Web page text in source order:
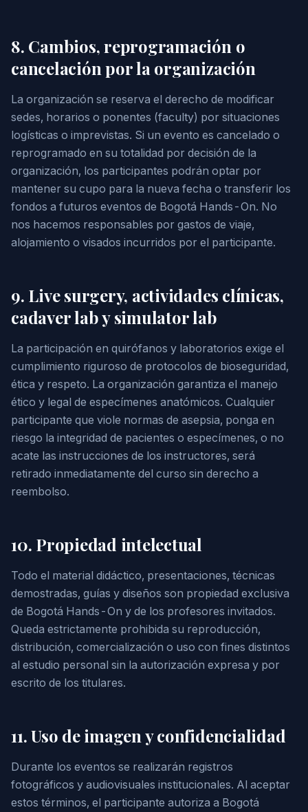
8. Cambios, reprogramación o
cancelación por la organización
La organización se reserva el derecho de modificar
sedes, horarios o ponentes (faculty) por situaciones
logísticas o imprevistas. Si un evento es cancelado o
reprogramado en su totalidad por decisión de la
organización, los participantes podrán optar por
mantener su cupo para la nueva fecha o transferir los
fondos a futuros eventos de Bogotá Hands-On. No
nos hacemos responsables por gastos de viaje,
alojamiento o visados incurridos por el participante.
9. Live surgery, actividades clínicas,
cadaver lab y simulator lab
La participación en quirófanos y laboratorios exige el
cumplimiento riguroso de protocolos de bioseguridad,
ética y respeto. La organización garantiza el manejo
ético y legal de especímenes anatómicos. Cualquier
participante que viole normas de asepsia, ponga en
riesgo la integridad de pacientes o especímenes, o no
acate las instrucciones de los instructores, será
retirado inmediatamente del curso sin derecho a
reembolso.
10. Propiedad intelectual
Todo el material didáctico, presentaciones, técnicas
demostradas, guías y diseños son propiedad exclusiva
de Bogotá Hands-On y de los profesores invitados.
Queda estrictamente prohibida su reproducción,
distribución, comercialización o uso con fines distintos
al estudio personal sin la autorización expresa y por
escrito de los titulares.
11. Uso de imagen y confidencialidad
Durante los eventos se realizarán registros
fotográficos y audiovisuales institucionales. Al aceptar
estos términos, el participante autoriza a Bogotá